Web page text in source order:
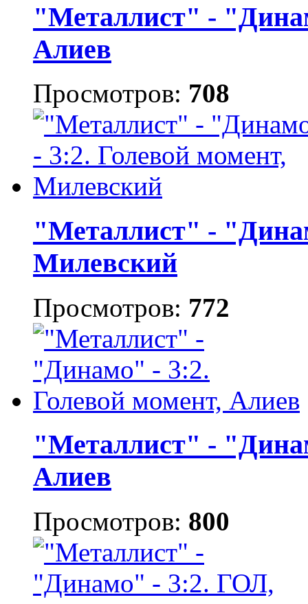
"Металлист" -
Алиев
Просмотров: 708
"Металлист" -
Милевский
Просмотров: 772
"Металлист" -
Алиев
Просмотров: 800